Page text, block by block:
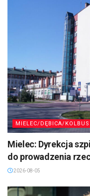
MIELEC/DĘBICA/
Mielec: Dyrekcja
do prowadzenia
2026-08-05